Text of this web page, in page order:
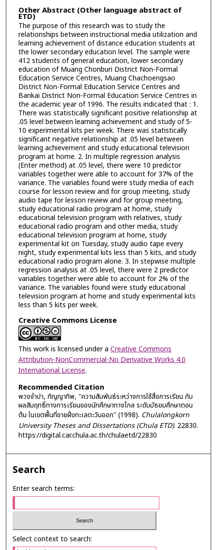
Other Abstract (Other language abstract of
ETD)
The purpose of this research was to study the
relationships between instructional media utilization and
learning achievement of distance education students at
the lower secondary education level. The sample were
412 students of general education, lower secondary
education of Muang Chonburi District Non-Formal
Education Service Centres, Muang Chachoengsao
District Non-Formal Education Service Centres and
Bankai District Non-Formal Education Service Centres in
the academic year of 1996. The results indicated that : 1.
There was statistically significant positive relationship at
.05 level between learning achievement and study of 5-
10 experimental kits per week. There was statistically
significant negative relationship at .05 level between
learning achievement and study educational television
program at home. 2. In multiple regression analysis
(Enter method) at .05 level, there were 10 predictor
variables together were able to account for 37% of the
variance. The variables found were study media of each
course for lesson review and for group meeting, study
audio tape for lesson review and for group meeting,
study educational radio program at home, study
educational television program with relatives, study
educational radio program and other media, study
educational television program at home, study
experimental kit on Tuesday, study audio tape every
night, study experimental kits less than 5 kits, and study
educational radio program alone. 3. In stepwise multiple
regression analysis at .05 level, there were 2 predictor
variables together were able to account for 2% of the
variance. The variables found were study educational
television program at home and study experimental kits
less than 5 kits per week.
Creative Commons License
This work is licensed under a Creative Commons
Attribution-NonCommercial-No Derivative Works 4.0
International License.
Recommended Citation
พวงจำปา, กัญญาทิพ, "ความสัมพันธ์ระหว่างการใช้สื่อการเรียน กับ
ผลสัมฤทธิ์ทางการเรียนของนักศึกษาทางไกล ระดับมัธยมศึกษาตอน
ต้น ในเขตพื้นที่ชายฝั่งทะเลตะวันออก" (1998). Chulalongkorn
University Theses and Dissertations (Chula ETD). 22830.
https://digital.car.chula.ac.th/chulaetd/22830
Search
Enter search terms:
Select context to search: